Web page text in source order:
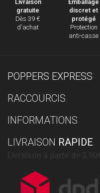
Livraison
gratuite
Dès 39 €
d'achat
Emballage
discret et
protégé
Protection
anti-casse
POPPERS EXPRESS
RACCOURCIS
INFORMATIONS
LIVRAISON RAPIDE